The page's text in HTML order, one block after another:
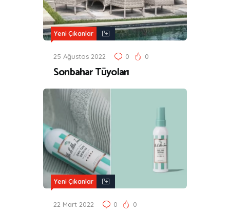
Yeni Çıkanlar
25 Ağustos 2022 0 0
Sonbahar Tüyoları
Yeni Çıkanlar
22 Mart 2022 0 0